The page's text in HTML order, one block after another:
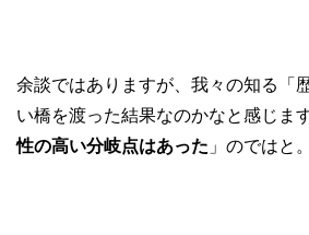
余談ではありますが、我々の知る「
い橋を渡った結果なのかなと感じま
性の高い分岐点はあった 」のではと。